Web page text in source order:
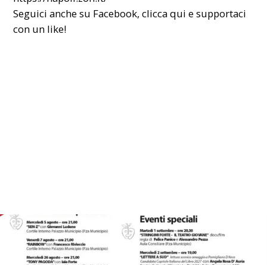
Seguici anche su Facebook,clicca qui e supportaci
con un like!